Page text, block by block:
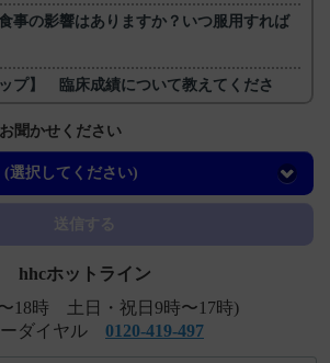
事の影響はありますか？いつ服用すれば
ップ】 臨床成績について教えてくださ
プ】 作用機序について教えてくださ
聞かせください
(選択してください)
hhcホットライン
18時 土日・祝日9時〜17時)
ーダイヤル 0120-419-497